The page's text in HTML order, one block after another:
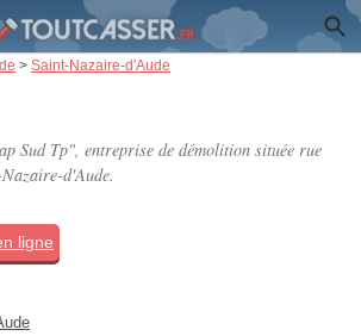
> Saint-Nazaire-d'Aude
Sud Tp", entreprise de démolition située rue
d'Aude.
ligne